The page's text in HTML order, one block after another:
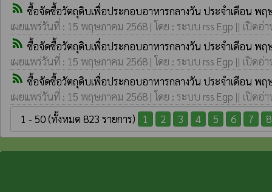
rss_feed ซื้อจัดซื้อวัตถุดิบเพื่อประกอบอาหารกลางวัน ประจำเดือน พฤ
เผยแพร่วันที่ : 15 พฤษภาคม 2568 | โดย : ระบบ rss Egp || เปิดอ่
rss_feed ซื้อจัดซื้อวัตถุดิบเพื่อประกอบอาหารกลางวัน ประจำเดือน พฤ
เผยแพร่วันที่ : 15 พฤษภาคม 2568 | โดย : ระบบ rss Egp || เปิดอ่
rss_feed ซื้อจัดซื้อวัตถุดิบเพื่อประกอบอาหารกลางวัน ประจำเดือน พฤ
เผยแพร่วันที่ : 15 พฤษภาคม 2568 | โดย : ระบบ rss Egp || เปิดอ่
1 - 50 (ทั้งหมด 823 รายการ)
1 2 3 4 5 6 7 8